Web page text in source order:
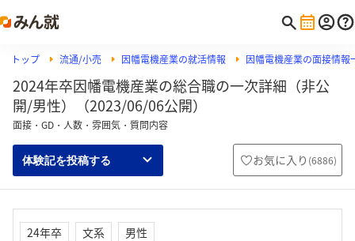
トップ 流通/小売 因幡電機産業の就活情報 因幡電機産業の面接情報
2024年卒因幡電機産業の総合職の一次詳細（非公
開/男性）（2023/06/06公開）
面接・GD・人数・雰囲気・質問内容
体験記を投稿する お気に入り (6886)
24年卒 文系
男性